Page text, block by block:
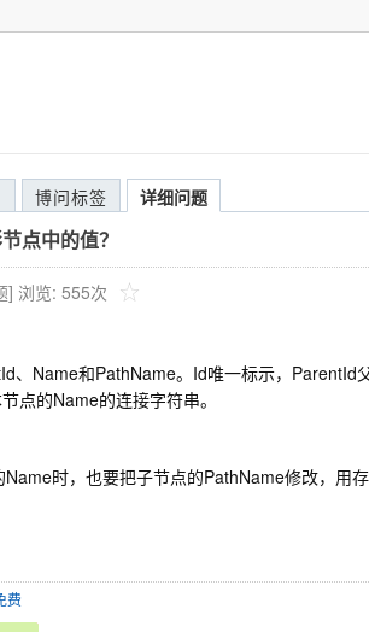
博问标签 详细问题
点中的值？
] 浏览: 555次
Name和PathName。Id唯一标示，ParentId
点的Name的连接字符串。
时，也要把子节点的PathName修改，用存
费